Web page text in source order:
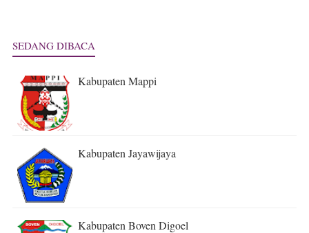
SEDANG DIBACA
Kabupaten Mappi
Kabupaten Jayawijaya
Kabupaten Boven Digoel